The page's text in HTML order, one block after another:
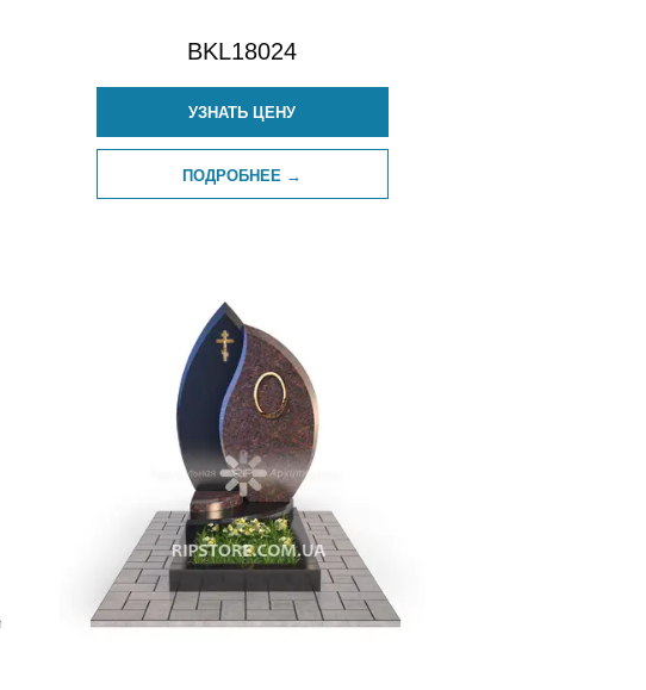
BKL18024
УЗНАТЬ ЦЕНУ
ПОДРОБНЕЕ →